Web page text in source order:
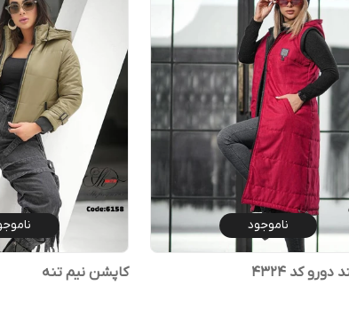
ناموجود
دورو کد ۴۳۲۴ کاپشن نیم تنه